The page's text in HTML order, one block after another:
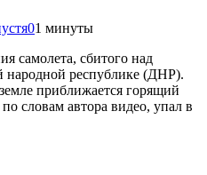
01 минуты
самолета, сбитого над
народной республике (ДНР).
приближается горящий
словам автора видео, упал в